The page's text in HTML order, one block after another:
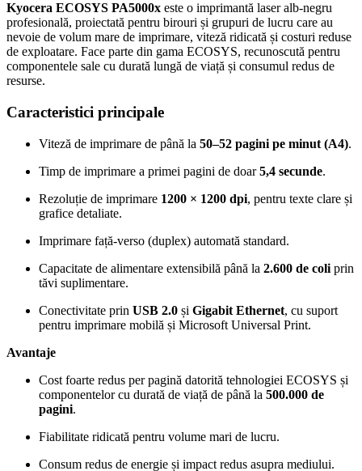
Kyocera ECOSYS PA5000x este o imprimantă laser alb-negru
profesională, proiectată pentru birouri și grupuri de lucru care au
nevoie de volum mare de imprimare, viteză ridicată și costuri reduse
de exploatare. Face parte din gama ECOSYS, recunoscută pentru
componentele sale cu durată lungă de viață și consumul redus de
resurse.
Caracteristici principale
Viteză de imprimare de până la 50–52 pagini pe minut (A4).
Timp de imprimare a primei pagini de doar5,4 secunde.
Rezoluție de imprimare 1200 × 1200 dpi, pentru texte clare și
grafice detaliate.
Imprimare față-verso (duplex) automată standard.
Capacitate de alimentare extensibilă până la 2.600 de coli prin
tăvi suplimentare.
Conectivitate prin USB 2.0 și Gigabit Ethernet, cu suport
pentru imprimare mobilă și Microsoft Universal Print.
Avantaje
Cost foarte redus per pagină datorită tehnologiei ECOSYS și
componentelor cu durată de viață de până la 500.000 de
pagini.
Fiabilitate ridicată pentru volume mari de lucru.
Consum redus de energie și impact redus asupra mediului.